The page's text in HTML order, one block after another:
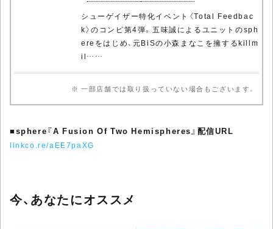
シューゲイザー特化イベント〈Total Feedbac
k〉のコンピ第4弾。五味誠によるユニットのsph
ereをはじめ、元BiSの小森まなこを擁するkillm
il……
※ 一部店舗では取り扱っていない場合もございます。
■sphere『A Fusion Of Two Hemispheres』配信URL
linkco.re/aEE7paXG
今、あなたにオススメ